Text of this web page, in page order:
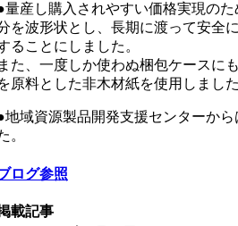
量産し購入されやすい価格実現の
を波形状とし、長期に渡って安全
ることにしました。
た、一度しか使わぬ梱包ケースに
原料とした非木材紙を使用しました
地域資源製品開発支援センターか
。
ログ参照
載記事